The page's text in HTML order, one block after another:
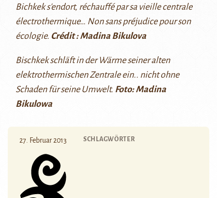
Bichkek s'endort, réchauffé par sa vieille centrale
électrothermique… Non sans préjudice pour son
écologie. Crédit : Madina Bikulova
Bischkek schläft in der Wärme seiner alten
elektrothermischen Zentrale ein.. nicht ohne
Schaden für seine Umwelt. Foto: Madina
Bikulowa
27. Februar 2013 SCHLAGWÖRTER